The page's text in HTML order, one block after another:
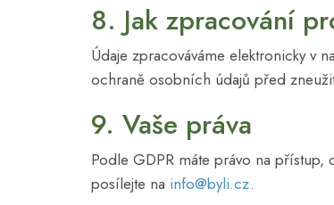
8. Jak zpracování
Údaje zpracováváme elektronicky v
ochraně osobních údajů před
9. Vaše práva
Podle GDPR máte právo na
posílejte na info@byli.cz.